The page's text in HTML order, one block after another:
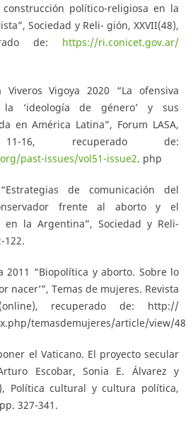
político-religiosa en la
Sociedad y Reli- gión, XXVII(48),
de: https://ri.conicet.gov.ar/
Vigoya 2020 “La ofensiva
la ‘ideología de género’ y sus
en América Latina”, Forum LASA,
16, recuperado de:
past-issues/vol51-issue2. php
de comunicación del
frente al aborto y el
la Argentina”, Sociedad y Reli-
122.
2011 “Biopolítica y aborto. Sobre lo
nacer’”, Temas de mujeres. Revista
recuperado de: http://
temasdemujeres/article/view/48
el Vaticano. El proyecto secular
Escobar, Sonia E. Álvarez y
Política cultural y cultura política,
327-341.